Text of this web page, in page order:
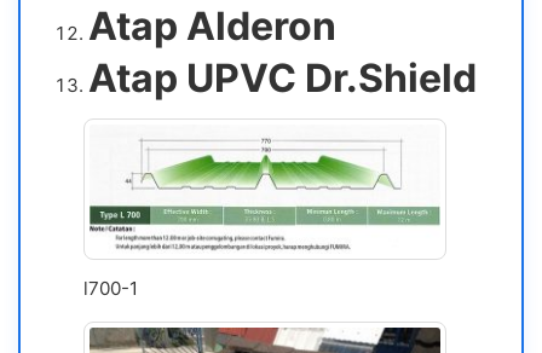
Atap Alderon
Atap UPVC Dr.Shield
l700-1